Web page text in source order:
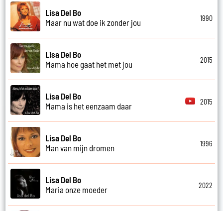
Lisa Del Bo
Maar nu wat doe ik zonder jou
1990
Lisa Del Bo
Mama hoe gaat het met jou
2015
Lisa Del Bo
Mama is het eenzaam daar
2015
Lisa Del Bo
Man van mijn dromen
1996
Lisa Del Bo
Maria onze moeder
2022